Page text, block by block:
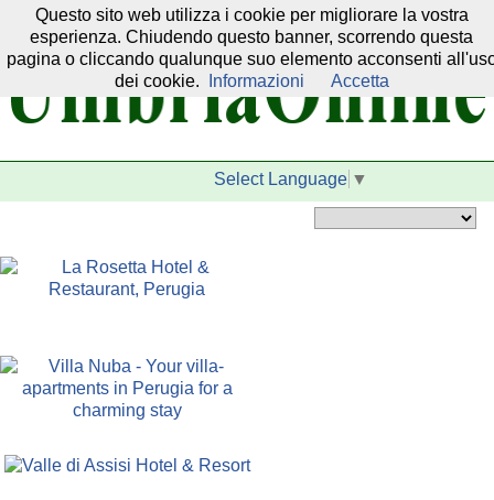
Il nostro network:
Select Language ▼
Questo sito web utilizza i cookie per migliorare la vostra
esperienza. Chiudendo questo banner, scorrendo questa
pagina o cliccando qualunque suo elemento acconsenti
dei cookie.
Informazioni Accetta